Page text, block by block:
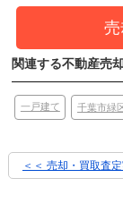
関連する不動産売
一戸建て 千葉市緑
＜＜ 売却・買取査